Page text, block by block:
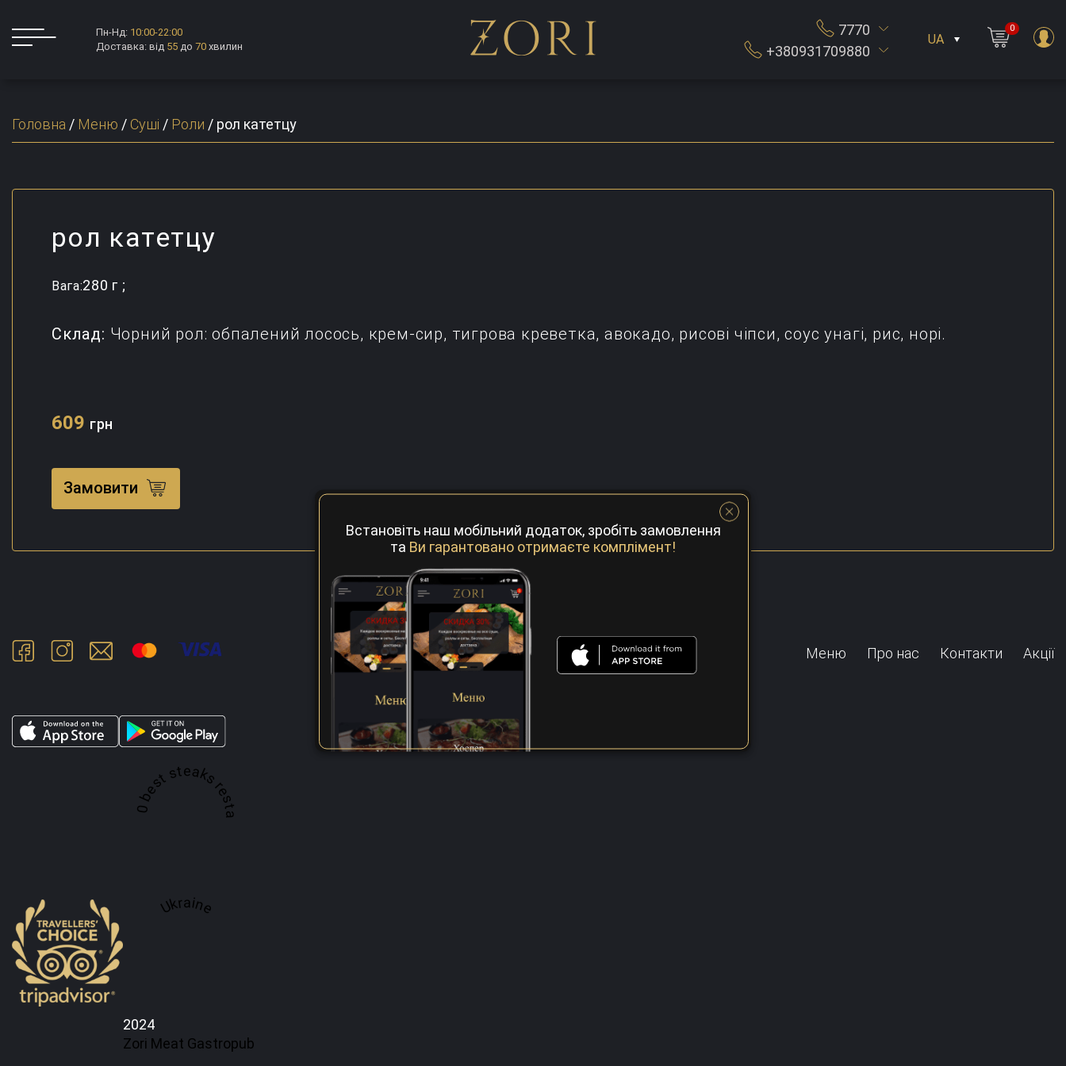
Пн-Нд: 10:00-22:00
Доставка: від 55 до 70 хвилин
7770
+380931709880
UA
0
Головна / Меню / Суші / Роли / рол катетцу
рол катетцу
Вага:280 г ;
Склад: Чорний рол: обпалений лосось, крем-сир, тигрова креветка, авокадо, рисові чіпси, соус унагі, рис, норі.
609 грн
Замовити
Меню Про нас Контакти Акції
A top 100 best steaks restaurant in
Ukraine
2024
Zori Meat Gastropub
Встановіть наш мобільний додаток, зробіть замовлення
та Ви гарантовано отримаєте комплімент!